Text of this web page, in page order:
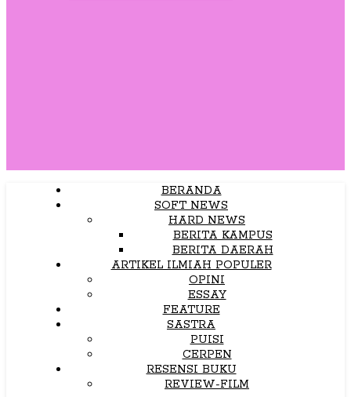
BERANDA
SOFT NEWS
HARD NEWS
BERITA KAMPUS
BERITA DAERAH
ARTIKEL ILMIAH POPULER
OPINI
ESSAY
FEATURE
SASTRA
PUISI
CERPEN
RESENSI BUKU
REVIEW-FILM